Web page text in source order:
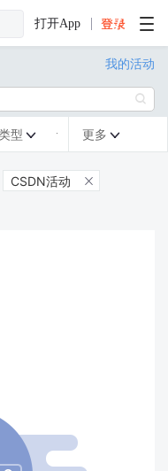
打开App
我的活动

型  更多 
CSDN活动 